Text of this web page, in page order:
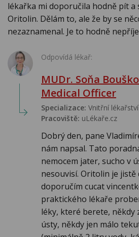
lékařka mi doporučila hodně pít
Oritolin. Dělám to, ale že by se
nezaznamenal. Je to hodně
Odpovídá lékař:
MUDr. Soňa
Medical Officer
Specializace: Vnitřní lékařství
Pracoviště: uLékaře.cz
Dobrý den, pane
nám napsal. Tato
nemocem jater, sucho v
nesouvisí. Oritolin je jistě
doporučím cucat
praktického lékaře
léky, které berete, někdy
ústy, někdy jen málo